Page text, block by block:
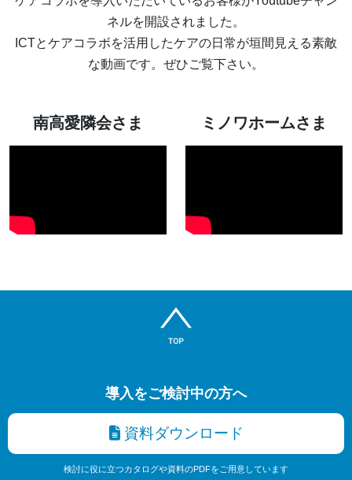
ネルを開設されました。
ICTとケアコラボを活用したケアの日常が垣間見える素敵
な動画です。ぜひご覧下さい。
南高愛隣会さま ミノワホームさま
導入をご検討中の方へ
資料ダウンロード
検討に役に立つカタログや資料のPDFをご用意しています